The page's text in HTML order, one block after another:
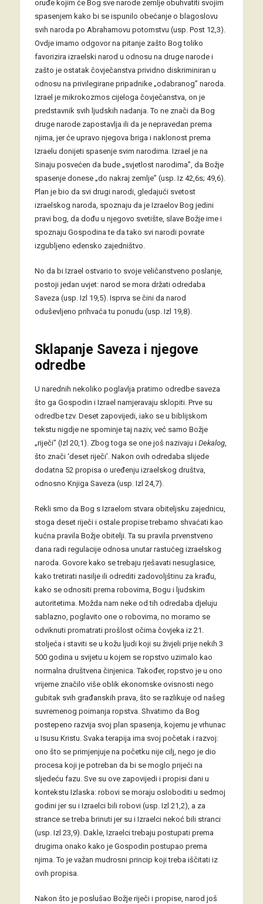
oruđe kojim će Bog sve narode zemlje obuhvatiti svojim
spasenjem kako bi se ispunilo obećanje o blagoslovu
svih naroda po Abrahamovu potomstvu (usp. Post 12,3).
Ovdje imamo odgovor na pitanje zašto Bog toliko
favorizira izraelski narod u odnosu na druge narode i
zašto je ostatak čovječanstva prividno diskriminiran u
odnosu na privilegirane pripadnike „odabranog” naroda.
Izrael je mikrokozmos cijeloga čovječanstva, on je
predstavnik svih ljudskih nadanja. To ne znači da Bog
druge narode zapostavlja ili da je nepravedan prema
njima, jer će upravo njegova briga i naklonost prema
Izraelu donijeti spasenje svim narodima. Izrael je na
Sinaju posvećen da bude „svjetlost narodima”, da Božje
spasenje donese „do nakraj zemlje” (usp. Iz 42,6s; 49,6).
Plan je bio da svi drugi narodi, gledajući svetost
izraelskog naroda, spoznaju da je Izraelov Bog jedini
pravi bog, da dođu u njegovo svetište, slave Božje ime i
spoznaju Gospodina te da tako svi narodi povrate
izgubljeno edensko zajedništvo.
No da bi Izrael ostvario to svoje veličanstveno poslanje,
postoji jedan uvjet: narod se mora držati odredaba
Saveza (usp. Izl 19,5). Isprva se čini da narod
oduševljeno prihvaća tu ponudu (usp. Izl 19,8).
Sklapanje Saveza i njegove
odredbe
U narednih nekoliko poglavlja pratimo odredbe saveza
što ga Gospodin i Izrael namjeravaju sklopiti. Prve su
odredbe tzv. Deset zapovijedi, iako se u biblijskom
tekstu nigdje ne spominje taj naziv, već samo Božje
„riječi” (Izl 20,1). Zbog toga se one još nazivaju i Dekalog,
što znači ‘deset riječi’. Nakon ovih odredaba slijede
dodatna 52 propisa o uređenju izraelskog društva,
odnosno Knjiga Saveza (usp. Izl 24,7).
Rekli smo da Bog s Izraelom stvara obiteljsku zajednicu,
stoga deset riječi i ostale propise trebamo shvaćati kao
kućna pravila Božje obitelji. Ta su pravila prvenstveno
dana radi regulacije odnosa unutar rastućeg izraelskog
naroda. Govore kako se trebaju rješavati nesuglasice,
kako tretirati nasilje ili odrediti zadovoljštinu za krađu,
kako se odnositi prema robovima, Bogu i ljudskim
autoritetima. Možda nam neke od tih odredaba djeluju
sablazno, poglavito one o robovima, no moramo se
odviknuti promatrati prošlost očima čovjeka iz 21.
stoljeća i staviti se u kožu ljudi koji su živjeli prije nekih 3
500 godina u svijetu u kojem se ropstvo uzimalo kao
normalna društvena činjenica. Također, ropstvo je u ono
vrijeme značilo više oblik ekonomske ovisnosti nego
gubitak svih građanskih prava, što se razlikuje od našeg
suvremenog poimanja ropstva. Shvatimo da Bog
postepeno razvija svoj plan spasenja, kojemu je vrhunac
u Isusu Kristu. Svaka terapija ima svoj početak i razvoj:
ono što se primjenjuje na početku nije cilj, nego je dio
procesa koji je potreban da bi se moglo prijeći na
sljedeću fazu. Sve su ove zapovijedi i propisi dani u
kontekstu Izlaska: robovi se moraju osloboditi u sedmoj
godini jer su i Izraelci bili robovi (usp. Izl 21,2), a za
strance se treba brinuti jer su i Izraelci nekoć bili stranci
(usp. Izl 23,9). Dakle, Izraelci trebaju postupati prema
drugima onako kako je Gospodin postupao prema
njima. To je važan mudrosni princip koji treba iščitati iz
ovih propisa.
Nakon što je poslušao Božje riječi i propise, narod još